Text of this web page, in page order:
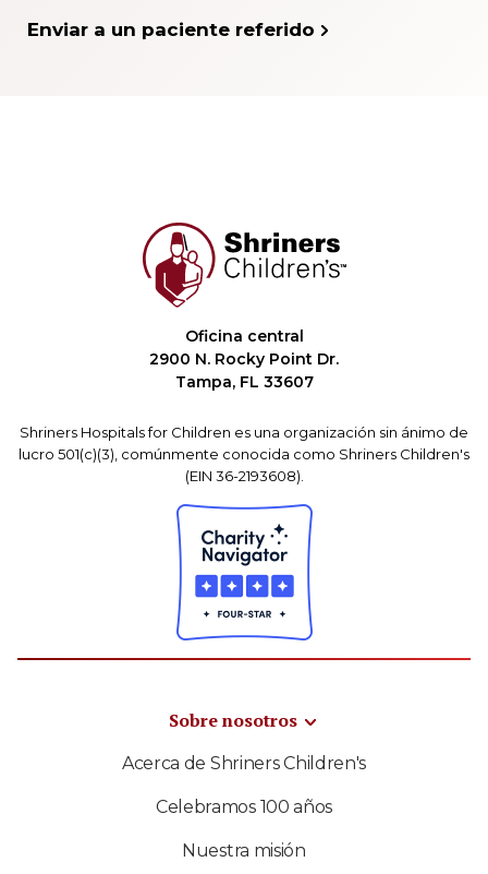
Enviar a un paciente referido
Oficina central
2900 N. Rocky Point Dr.
Tampa, FL 33607
Shriners Hospitals for Children es una organización sin ánimo de
lucro 501(c)(3), comúnmente conocida como Shriners Children's
(EIN 36-2193608).
Sobre nosotros
Acerca de Shriners Children's
Celebramos 100 años
Nuestra misión